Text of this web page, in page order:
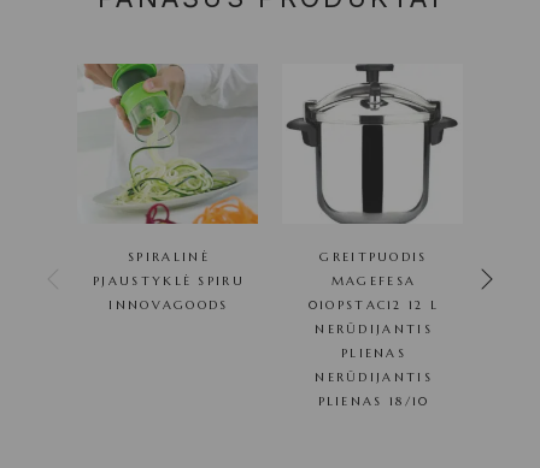
SPIRALINĖ
PJAUSTYKLĖ SPIRU
INNOVAGOODS
GREITPUODIS
MAGEFESA
01OPSTAC12 12 L
NERŪDIJANTIS
PLIENAS
NERŪDIJANTIS
PLIENAS 18/10